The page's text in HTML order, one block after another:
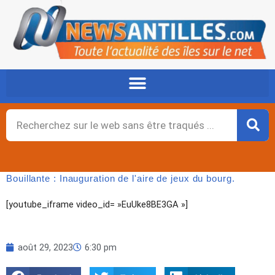
contenu
Rechercher
Bouillante : Inauguration de l'aire de jeux du bourg.
[youtube_iframe video_id= »EuUke8BE3GA »]
août 29, 2023 6:30 pm